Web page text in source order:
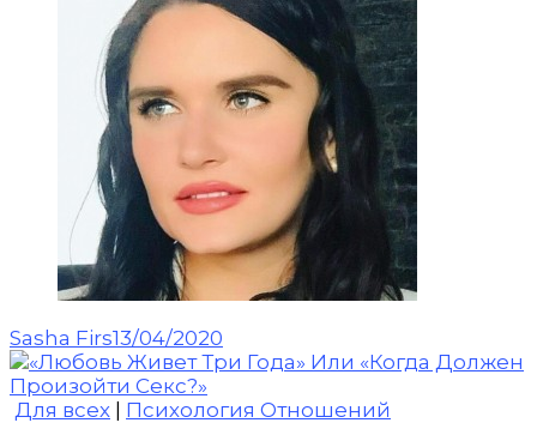
Sasha Firs13/04/2020
Для всех | Психология Отношений